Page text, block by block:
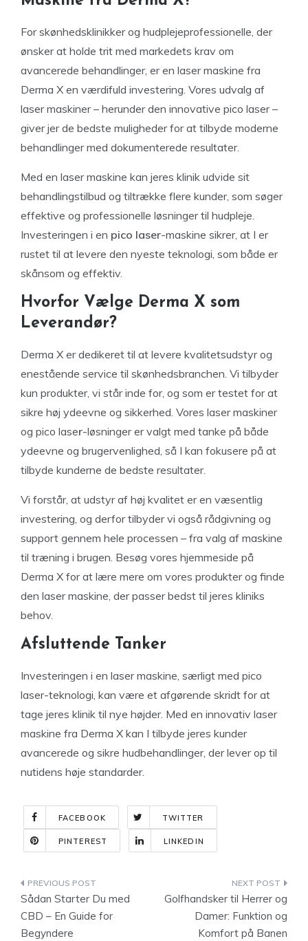
For skønhedsklinikker og hudplejeprofessionelle, der
ønsker at holde trit med markedets krav om
avancerede behandlinger, er en laser maskine fra
Derma X en værdifuld investering. Vores udvalg af
laser maskiner – herunder den innovative pico laser –
giver jer de bedste muligheder for at tilbyde moderne
behandlinger med dokumenterede resultater.
Med en laser maskine kan jeres klinik udvide sit
behandlingstilbud og tiltrække flere kunder, som søger
effektive og professionelle løsninger til hudpleje.
Investeringen i en pico laser-maskine sikrer, at I er
rustet til at levere den nyeste teknologi, som både er
skånsom og effektiv.
Hvorfor Vælge Derma X som
Leverandør?
Derma X er dedikeret til at levere kvalitetsudstyr og
enestående service til skønhedsbranchen. Vi tilbyder
kun produkter, vi står inde for, og som er testet for at
sikre høj ydeevne og sikkerhed. Vores laser maskiner
og pico laser-løsninger er valgt med tanke på både
ydeevne og brugervenlighed, så I kan fokusere på at
tilbyde kunderne de bedste resultater.
Vi forstår, at udstyr af høj kvalitet er en væsentlig
investering, og derfor tilbyder vi også rådgivning og
support gennem hele processen – fra valg af maskine
til træning i brugen. Besøg vores hjemmeside på
Derma X for at lære mere om vores produkter og finde
den laser maskine, der passer bedst til jeres kliniks
behov.
Afsluttende Tanker
Investeringen i en laser maskine, særligt med pico
laser-teknologi, kan være et afgørende skridt for at
tage jeres klinik til nye højder. Med en innovativ laser
maskine fra Derma X kan I tilbyde jeres kunder
avancerede og sikre hudbehandlinger, der lever op til
nutidens høje standarder.
FACEBOOK TWITTER
PINTEREST LINKEDIN
Indlægsnavigation
Sådan Starter Du med
CBD – En Guide for
Begyndere
Golfhandsker til Herrer og
Damer: Funktion og
Komfort på Banen